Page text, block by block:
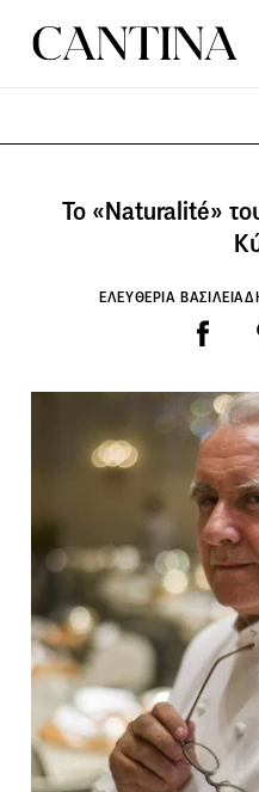
To «Naturalité»
ΕΛΕΥΘΕΡΙΑ